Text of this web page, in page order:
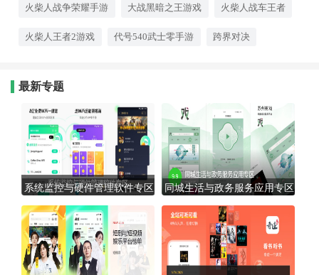
火柴人战争荣耀手游 大战黑暗之王游戏 火柴人战车王者
火柴人王者2游戏 代号540武士零手游 跨界对决
最新专题
系统监控与硬件管理软件专区 同城生活与政务服务应用专区